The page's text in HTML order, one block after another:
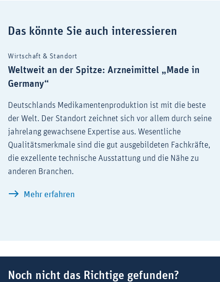
Das könnte Sie auch interessieren
Wirtschaft & Standort
Weltweit an der Spitze: Arzneimittel „Made in
Germany“
Deutschlands Medikamentenproduktion ist mit die beste
der Welt. Der Standort zeichnet sich vor allem durch seine
jahrelang gewachsene Expertise aus. Wesentliche
Qualitätsmerkmale sind die gut ausgebildeten Fachkräfte,
die exzellente technische Ausstattung und die Nähe zu
anderen Branchen.
Mehr erfahren
Noch nicht das Richtige gefunden?